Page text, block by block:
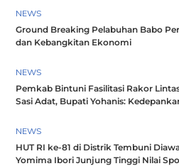
NEWS
Ground Breaking Pelabuhan Babo
dan Kebangkitan Ekonomi
NEWS
Pemkab Bintuni Fasilitasi Rakor
Sasi Adat, Bupati Yohanis:
NEWS
HUT RI ke-81 di Distrik Tembuni
Yomima Ibori Junjung Tinggi Nilai